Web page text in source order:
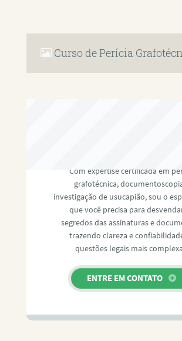
Curso de Perícia
Com expertise certificada em
grafotécnica,
investigação de usucapião, sou o
que você precisa para
segredos das assinaturas e
trazendo clareza e
questões legais mais
ENTRE EM CONTATO